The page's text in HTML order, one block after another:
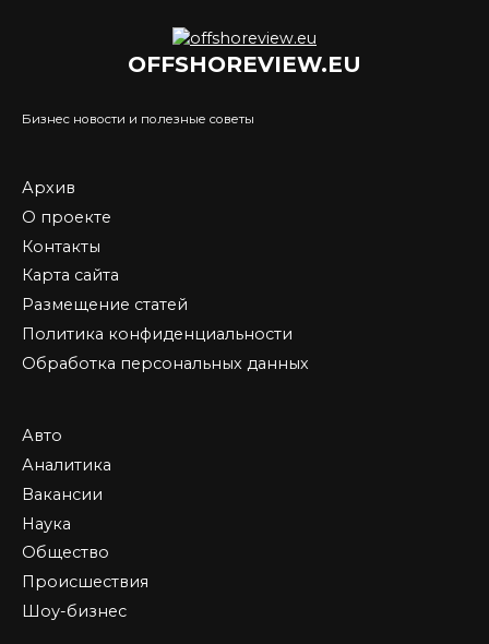
OFFSHOREVIEW.EU
Бизнес новости и полезные советы
Архив
О проекте
Контакты
Карта сайта
Размещение статей
Политика конфиденциальности
Обработка персональных данных
Авто
Аналитика
Вакансии
Наука
Общество
Происшествия
Шоу-бизнес